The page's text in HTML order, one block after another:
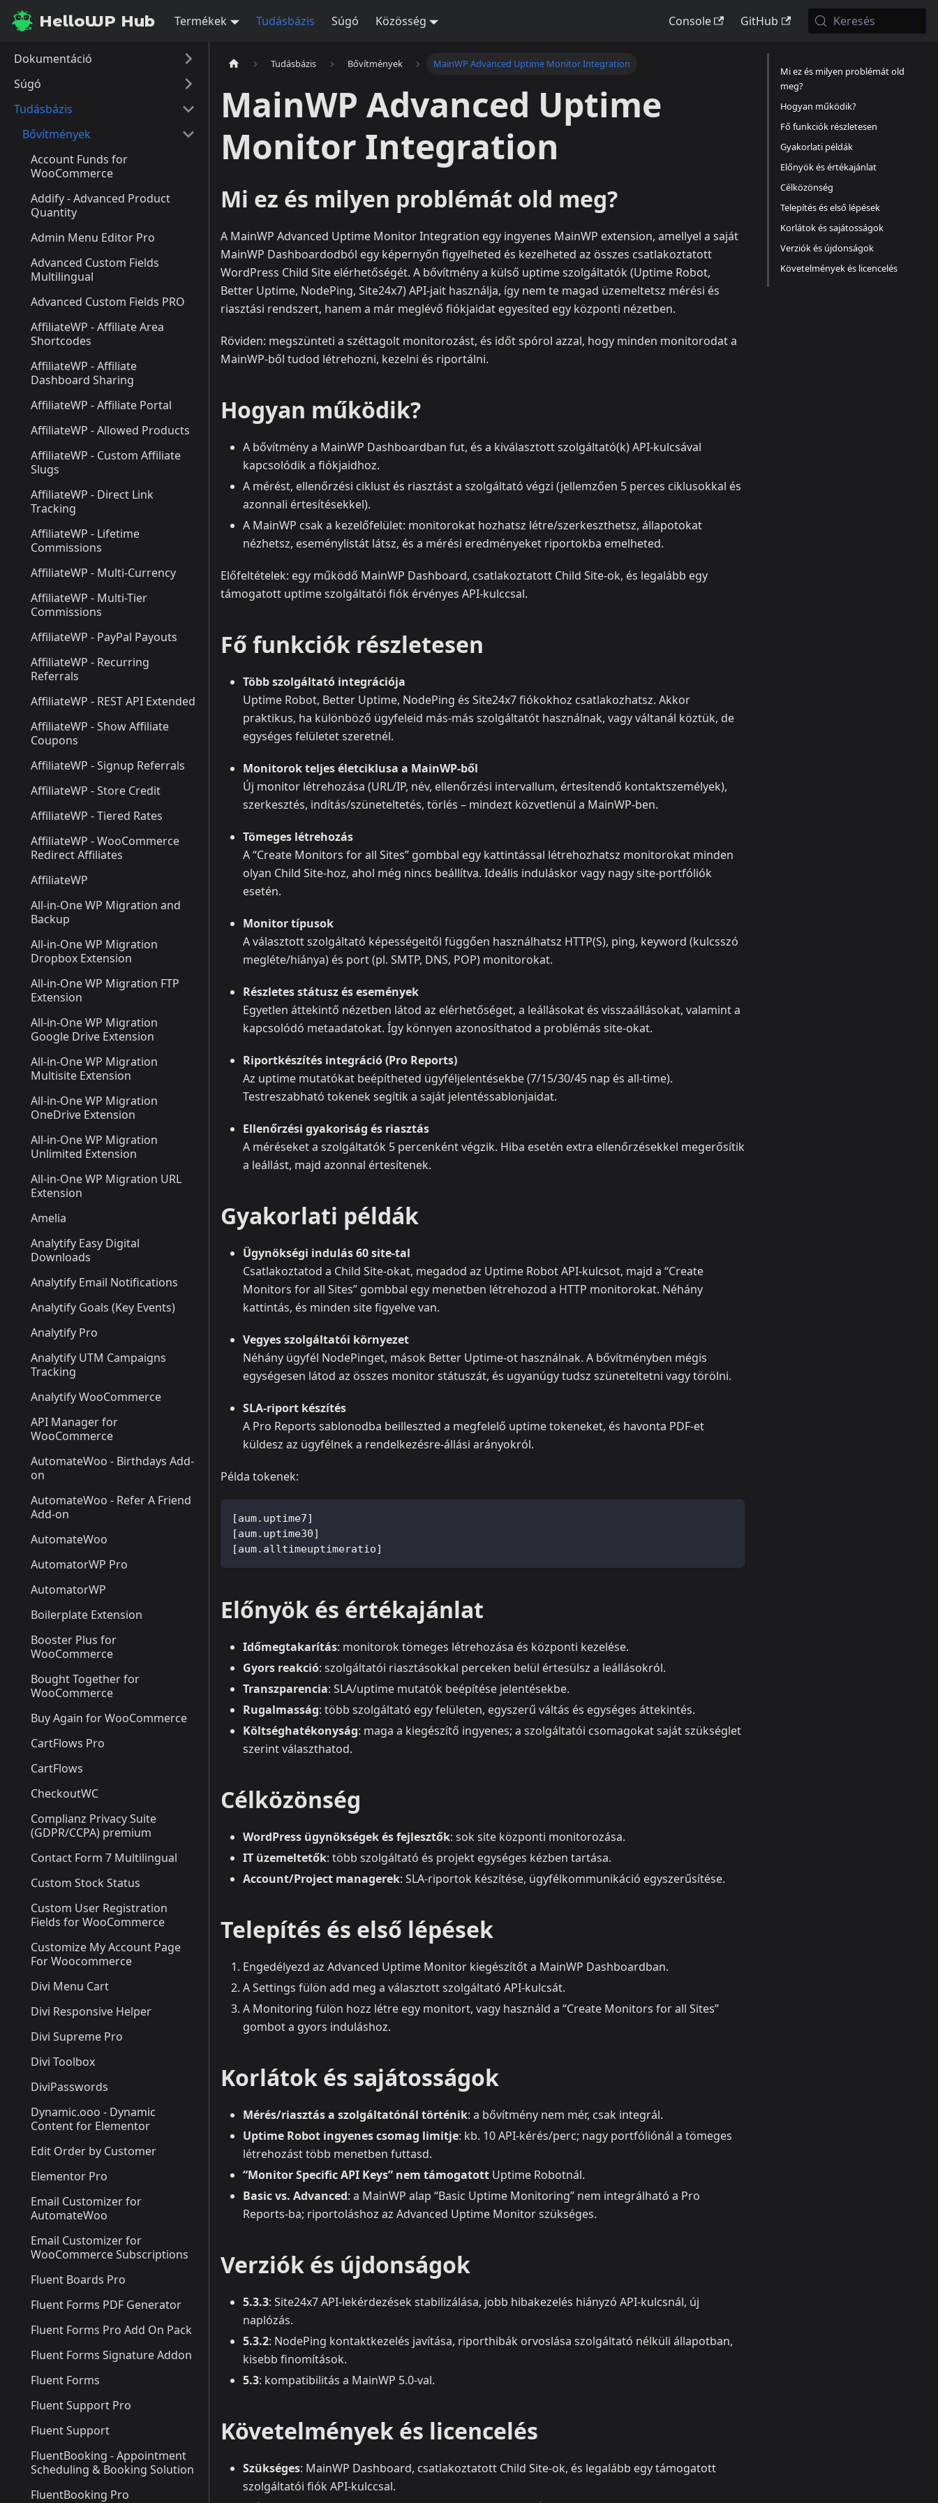
HelloWP Hub Termékek Tudásbázis Súgó Közösség Console GitHub Keresés
Dokumentáció
Súgó
Tudásbázis
Bővítmények
Account Funds for
WooCommerce
Addify - Advanced Product
Quantity
Admin Menu Editor Pro
Advanced Custom Fields
Multilingual
Advanced Custom Fields PRO
AffiliateWP - Affiliate Area
Shortcodes
AffiliateWP - Affiliate
Dashboard Sharing
AffiliateWP - Affiliate Portal
AffiliateWP - Allowed Products
AffiliateWP - Custom Affiliate
Slugs
AffiliateWP - Direct Link
Tracking
AffiliateWP - Lifetime
Commissions
AffiliateWP - Multi-Currency
AffiliateWP - Multi-Tier
Commissions
AffiliateWP - PayPal Payouts
AffiliateWP - Recurring
Referrals
AffiliateWP - REST API Extended
AffiliateWP - Show Affiliate
Coupons
AffiliateWP - Signup Referrals
AffiliateWP - Store Credit
AffiliateWP - Tiered Rates
AffiliateWP - WooCommerce
Redirect Affiliates
AffiliateWP
All-in-One WP Migration and
Backup
All-in-One WP Migration
Dropbox Extension
All-in-One WP Migration FTP
Extension
All-in-One WP Migration
Google Drive Extension
All-in-One WP Migration
Multisite Extension
All-in-One WP Migration
OneDrive Extension
All-in-One WP Migration
Unlimited Extension
All-in-One WP Migration URL
Extension
Amelia
Analytify Easy Digital
Downloads
Analytify Email Notifications
Analytify Goals (Key Events)
Analytify Pro
Analytify UTM Campaigns
Tracking
Analytify WooCommerce
API Manager for
WooCommerce
AutomateWoo - Birthdays Add-
on
AutomateWoo - Refer A Friend
Add-on
AutomateWoo
AutomatorWP Pro
AutomatorWP
Boilerplate Extension
Booster Plus for
WooCommerce
Bought Together for
WooCommerce
Buy Again for WooCommerce
CartFlows Pro
CartFlows
CheckoutWC
Complianz Privacy Suite
(GDPR/CCPA) premium
Contact Form 7 Multilingual
Custom Stock Status
Custom User Registration
Fields for WooCommerce
Customize My Account Page
For Woocommerce
Divi Menu Cart
Divi Responsive Helper
Divi Supreme Pro
Divi Toolbox
DiviPasswords
Dynamic.ooo - Dynamic
Content for Elementor
Edit Order by Customer
Elementor Pro
Email Customizer for
AutomateWoo
Email Customizer for
WooCommerce Subscriptions
Fluent Boards Pro
Fluent Forms PDF Generator
Fluent Forms Pro Add On Pack
Fluent Forms Signature Addon
Fluent Forms
Fluent Support Pro
Fluent Support
FluentBooking - Appointment
Scheduling & Booking Solution
FluentBooking Pro
Tudásbázis Bővítmények MainWP Advanced Uptime Monitor Integration
MainWP Advanced Uptime
Monitor Integration
Mi ez és milyen problémát old meg?
A MainWP Advanced Uptime Monitor Integration egy ingyenes MainWP extension, amellyel a saját
MainWP Dashboardodból egy képernyőn figyelheted és kezelheted az összes csatlakoztatott
WordPress Child Site elérhetőségét. A bővítmény a külső uptime szolgáltatók (Uptime Robot,
Better Uptime, NodePing, Site24x7) API-jait használja, így nem te magad üzemeltetsz mérési és
riasztási rendszert, hanem a már meglévő fiókjaidat egyesíted egy központi nézetben.
Röviden: megszünteti a széttagolt monitorozást, és időt spórol azzal, hogy minden monitorodat a
MainWP-ből tudod létrehozni, kezelni és riportálni.
Hogyan működik?
A bővítmény a MainWP Dashboardban fut, és a kiválasztott szolgáltató(k) API-kulcsával
kapcsolódik a fiókjaidhoz.
A mérést, ellenőrzési ciklust és riasztást a szolgáltató végzi (jellemzően 5 perces ciklusokkal és
azonnali értesítésekkel).
A MainWP csak a kezelőfelület: monitorokat hozhatsz létre/szerkeszthetsz, állapotokat
nézhetsz, eseménylistát látsz, és a mérési eredményeket riportokba emelheted.
Előfeltételek: egy működő MainWP Dashboard, csatlakoztatott Child Site-ok, és legalább egy
támogatott uptime szolgáltatói fiók érvényes API-kulccsal.
Fő funkciók részletesen
Több szolgáltató integrációja
Uptime Robot, Better Uptime, NodePing és Site24x7 fiókokhoz csatlakozhatsz. Akkor
praktikus, ha különböző ügyfeleid más-más szolgáltatót használnak, vagy váltanál köztük, de
egységes felületet szeretnél.
Monitorok teljes életciklusa a MainWP-ből
Új monitor létrehozása (URL/IP, név, ellenőrzési intervallum, értesítendő kontaktszemélyek),
szerkesztés, indítás/szüneteltetés, törlés – mindezt közvetlenül a MainWP-ben.
Tömeges létrehozás
A “Create Monitors for all Sites” gombbal egy kattintással létrehozhatsz monitorokat minden
olyan Child Site-hoz, ahol még nincs beállítva. Ideális induláskor vagy nagy site-portfóliók
esetén.
Monitor típusok
A választott szolgáltató képességeitől függően használhatsz HTTP(S), ping, keyword (kulcsszó
megléte/hiánya) és port (pl. SMTP, DNS, POP) monitorokat.
Részletes státusz és események
Egyetlen áttekintő nézetben látod az elérhetőséget, a leállásokat és visszaállásokat, valamint a
kapcsolódó metaadatokat. Így könnyen azonosíthatod a problémás site-okat.
Riportkészítés integráció (Pro Reports)
Az uptime mutatókat beépítheted ügyféljelentésekbe (7/15/30/45 nap és all-time).
Testreszabható tokenek segítik a saját jelentéssablonjaidat.
Ellenőrzési gyakoriság és riasztás
A méréseket a szolgáltatók 5 percenként végzik. Hiba esetén extra ellenőrzésekkel megerősítik
a leállást, majd azonnal értesítenek.
Gyakorlati példák
Ügynökségi indulás 60 site-tal
Csatlakoztatod a Child Site-okat, megadod az Uptime Robot API-kulcsot, majd a “Create
Monitors for all Sites” gombbal egy menetben létrehozod a HTTP monitorokat. Néhány
kattintás, és minden site figyelve van.
Vegyes szolgáltatói környezet
Néhány ügyfél NodePinget, mások Better Uptime-ot használnak. A bővítményben mégis
egységesen látod az összes monitor státuszát, és ugyanúgy tudsz szüneteltetni vagy törölni.
SLA-riport készítés
A Pro Reports sablonodba beilleszted a megfelelő uptime tokeneket, és havonta PDF-et
küldesz az ügyfélnek a rendelkezésre-állási arányokról.
Példa tokenek:
[aum.uptime7]
[aum.uptime30]
[aum.alltimeuptimeratio]
Előnyök és értékajánlat
Időmegtakarítás: monitorok tömeges létrehozása és központi kezelése.
Gyors reakció: szolgáltatói riasztásokkal perceken belül értesülsz a leállásokról.
Transzparencia: SLA/uptime mutatók beépítése jelentésekbe.
Rugalmasság: több szolgáltató egy felületen, egyszerű váltás és egységes áttekintés.
Költséghatékonyság: maga a kiegészítő ingyenes; a szolgáltatói csomagokat saját szükséglet
szerint választhatod.
Célközönség
WordPress ügynökségek és fejlesztők: sok site központi monitorozása.
IT üzemeltetők: több szolgáltató és projekt egységes kézben tartása.
Account/Project managerek: SLA-riportok készítése, ügyfélkommunikáció egyszerűsítése.
Telepítés és első lépések
Engedélyezd az Advanced Uptime Monitor kiegészítőt a MainWP Dashboardban.
A Settings fülön add meg a választott szolgáltató API-kulcsát.
A Monitoring fülön hozz létre egy monitort, vagy használd a “Create Monitors for all Sites”
gombot a gyors induláshoz.
Korlátok és sajátosságok
Mérés/riasztás a szolgáltatónál történik: a bővítmény nem mér, csak integrál.
Uptime Robot ingyenes csomag limitje: kb. 10 API-kérés/perc; nagy portfóliónál a tömeges
létrehozást több menetben futtasd.
“Monitor Specific API Keys” nem támogatott Uptime Robotnál.
Basic vs. Advanced: a MainWP alap “Basic Uptime Monitoring” nem integrálható a Pro
Reports-ba; riportoláshoz az Advanced Uptime Monitor szükséges.
Verziók és újdonságok
5.3.3: Site24x7 API-lekérdezések stabilizálása, jobb hibakezelés hiányzó API-kulcsnál, új
naplózás.
5.3.2: NodePing kontaktkezelés javítása, riporthibák orvoslása szolgáltató nélküli állapotban,
kisebb finomítások.
5.3: kompatibilitás a MainWP 5.0-val.
Követelmények és licencelés
Szükséges: MainWP Dashboard, csatlakoztatott Child Site-ok, és legalább egy támogatott
szolgáltatói fiók API-kulccsal.
Mi ez és milyen problémát old
meg?
Hogyan működik?
Fő funkciók részletesen
Gyakorlati példák
Előnyök és értékajánlat
Célközönség
Telepítés és első lépések
Korlátok és sajátosságok
Verziók és újdonságok
Követelmények és licencelés